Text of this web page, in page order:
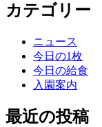
カテゴリー
ニュース
今日の1枚
今日の給食
入園案内
最近の投稿